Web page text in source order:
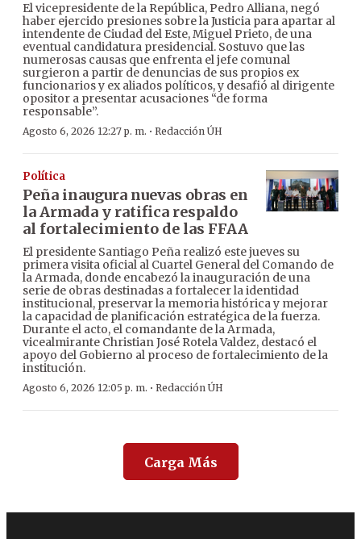
El vicepresidente de la República, Pedro Alliana, negó
haber ejercido presiones sobre la Justicia para apartar al
intendente de Ciudad del Este, Miguel Prieto, de una
eventual candidatura presidencial. Sostuvo que las
numerosas causas que enfrenta el jefe comunal
surgieron a partir de denuncias de sus propios ex
funcionarios y ex aliados políticos, y desafió al dirigente
opositor a presentar acusaciones “de forma
responsable”.
Agosto 6, 2026 12:27 p. m. · Redacción ÚH
Política
Peña inaugura nuevas obras en
la Armada y ratifica respaldo
al fortalecimiento de las FFAA
El presidente Santiago Peña realizó este jueves su
primera visita oficial al Cuartel General del Comando de
la Armada, donde encabezó la inauguración de una
serie de obras destinadas a fortalecer la identidad
institucional, preservar la memoria histórica y mejorar
la capacidad de planificación estratégica de la fuerza.
Durante el acto, el comandante de la Armada,
vicealmirante Christian José Rotela Valdez, destacó el
apoyo del Gobierno al proceso de fortalecimiento de la
institución.
Agosto 6, 2026 12:05 p. m. · Redacción ÚH
Carga Más